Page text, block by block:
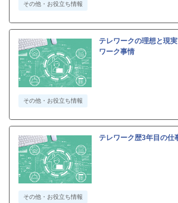
その他・お役立ち情報
テレワークの理想と現
ワーク事情
その他・お役立ち情報
テレワーク歴3年目の仕
その他・お役立ち情報